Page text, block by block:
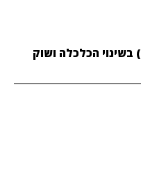
התפקיד של בינה מלאכותית (AI) בשינוי הכלכלה ושוק